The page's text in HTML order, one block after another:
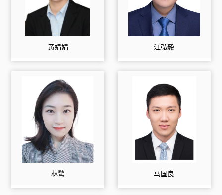
黄娟娟 江弘毅
林鹭 马国良